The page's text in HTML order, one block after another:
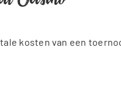
kosten van een